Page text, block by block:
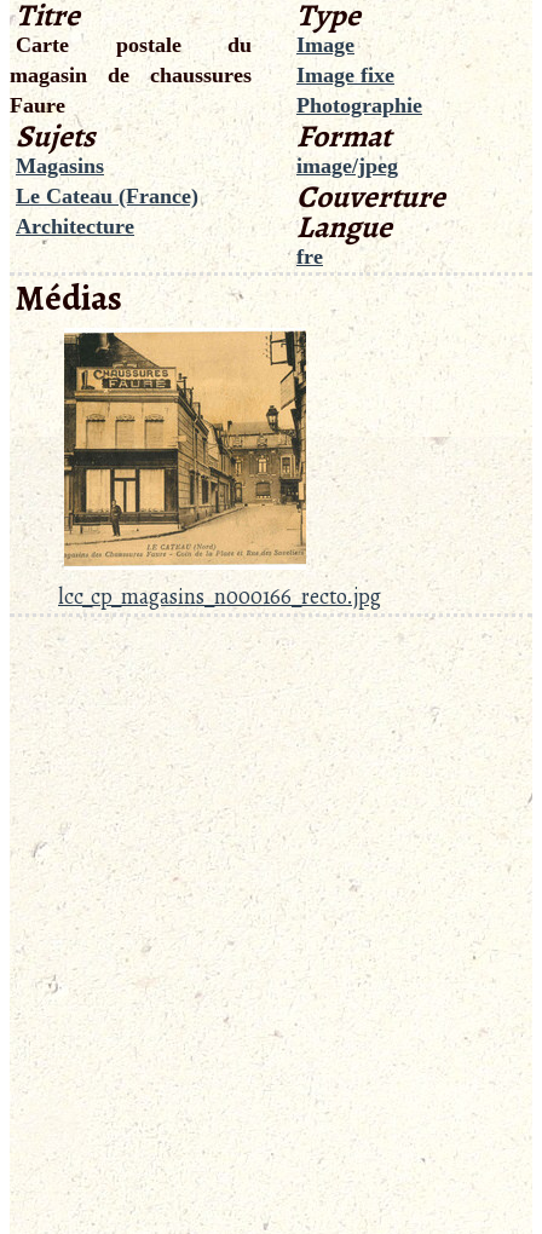
Titre
Carte postale du
magasin de chaussures
Faure
Sujets
Magasins
Le Cateau (France)
Architecture
Type
Image
Image fixe
Photographie
Format
image/jpeg
Couverture
Langue
fre
Médias
lcc_cp_magasins_n000166_recto.jpg